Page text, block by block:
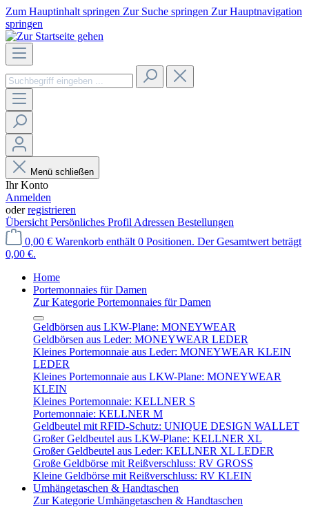
Zum Hauptinhalt springen Zur Suche springen Zur Hauptnavigation
springen
Menü schließen
Ihr Konto
Anmelden
oderregistrieren
Übersicht Persönliches Profil Adressen Bestellungen
0,00 € Warenkorb enthält 0 Positionen. Der Gesamtwert beträgt
0,00 €.
Home
Portemonnaies für Damen
Zur Kategorie Portemonnaies für Damen
Geldbörsen aus LKW-Plane: MONEYWEAR
Geldbörsen aus Leder: MONEYWEAR LEDER
Kleines Portemonnaie aus Leder: MONEYWEAR KLEIN
LEDER
Kleines Portemonnaie aus LKW-Plane: MONEYWEAR
KLEIN
Kleines Portemonnaie: KELLNER S
Portemonnaie: KELLNER M
Geldbeutel mit RFID-Schutz: UNIQUE DESIGN WALLET
Großer Geldbeutel aus LKW-Plane: KELLNER XL
Großer Geldbeutel aus Leder: KELLNER XL LEDER
Große Geldbörse mit Reißverschluss: RV GROSS
Kleine Geldbörse mit Reißverschluss: RV KLEIN
Umhängetaschen & Handtaschen
Zur Kategorie Umhängetaschen & Handtaschen